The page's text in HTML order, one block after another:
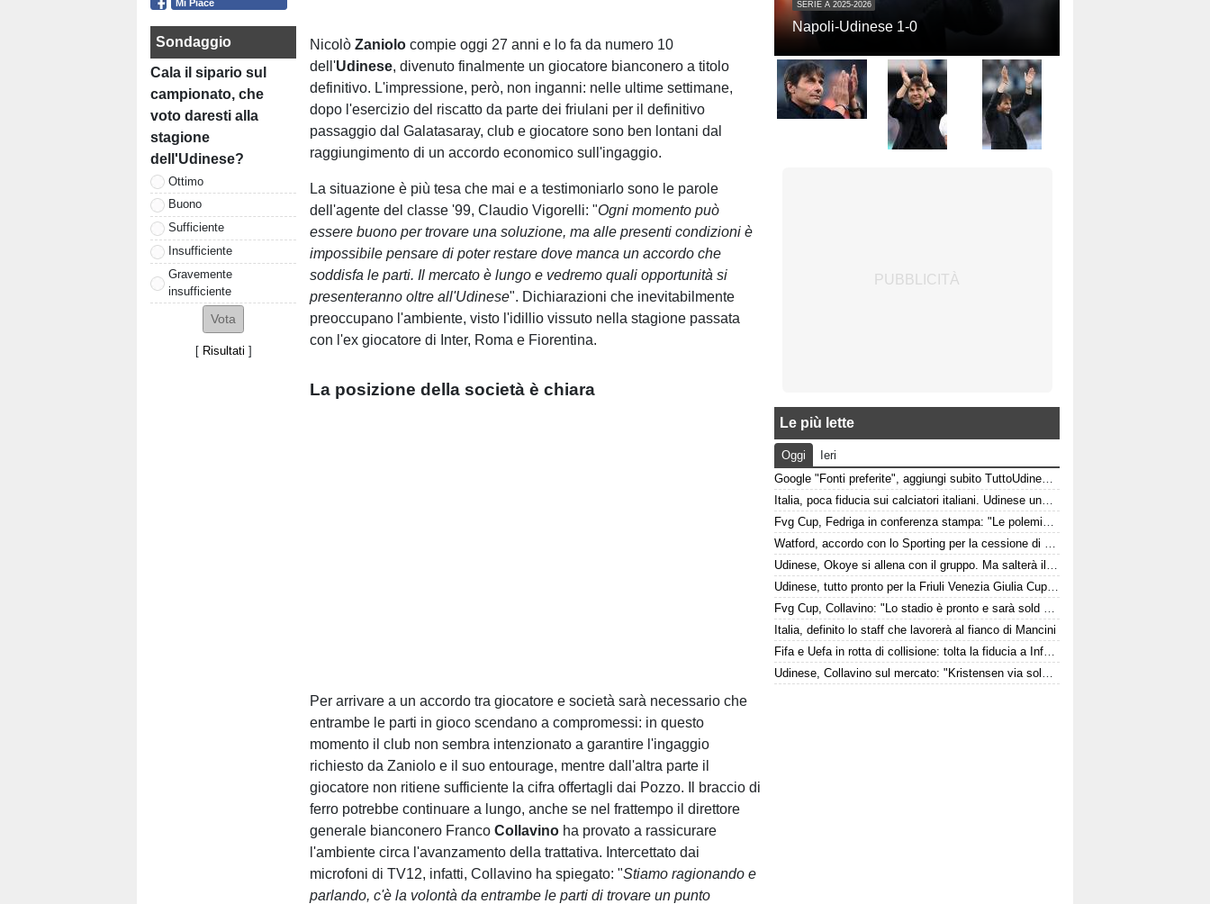
Mi Piace
Sondaggio
Cala il sipario sul
campionato, che
voto daresti alla
stagione
dell'Udinese?
Ottimo
Buono
Sufficiente
Insufficiente
Gravemente
insufficiente
[ Risultati ]
NicolòZaniolo compie oggi 27 anni e lo fa da numero 10
dell'Udinese, divenuto finalmente un giocatore bianconero a titolo
definitivo. L'impressione, però, non inganni: nelle ultime settimane,
dopo l'esercizio del riscatto da parte dei friulani per il definitivo
passaggio dal Galatasaray, club e giocatore sono ben lontani dal
raggiungimento di un accordo economico sull'ingaggio.
La situazione è più tesa che mai e a testimoniarlo sono le parole
dell'agente del classe '99, Claudio Vigorelli: "Ogni momento può
essere buono per trovare una soluzione, ma alle presenti condizioni è
impossibile pensare di poter restare dove manca un accordo che
soddisfa le parti. Il mercato è lungo e vedremo quali opportunità si
presenteranno oltre all'Udinese". Dichiarazioni che inevitabilmente
preoccupano l'ambiente, visto l'idillio vissuto nella stagione passata
con l'ex giocatore di Inter, Roma e Fiorentina.
La posizione della società è chiara
Per arrivare a un accordo tra giocatore e società sarà necessario che
entrambe le parti in gioco scendano a compromessi: in questo
momento il club non sembra intenzionato a garantire l'ingaggio
richiesto da Zaniolo e il suo entourage, mentre dall'altra parte il
giocatore non ritiene sufficiente la cifra offertagli dai Pozzo. Il braccio di
ferro potrebbe continuare a lungo, anche se nel frattempo il direttore
generale bianconero FrancoCollavino ha provato a rassicurare
l'ambiente circa l'avanzamento della trattativa. Intercettato dai
microfoni di TV12, infatti, Collavino ha spiegato: "Stiamo ragionando e
parlando, c'è la volontà da entrambe le parti di trovare un punto
SERIE A 2025-2026
Napoli-Udinese 1-0
Le più lette
Oggi
Ieri
Google "Fonti preferite", aggiungi subito TuttoUdinese e personalizza le tue notizie
Italia, poca fiducia sui calciatori italiani. Udinese una delle poche eccezioni
Fvg Cup, Fedriga in conferenza stampa: "Le polemiche sono inutili"
Watford, accordo con lo Sporting per la cessione di Irankunda. Le cifre
Udinese, Okoye si allena con il gruppo. Ma salterà il triangolare
Udinese, tutto pronto per la Friuli Venezia Giulia Cup: come arrivano Barcellona e Nottingham?
Fvg Cup, Collavino: "Lo stadio è pronto e sarà sold out"
Italia, definito lo staff che lavorerà al fianco di Mancini
Fifa e Uefa in rotta di collisione: tolta la fiducia a Infantino
Udinese, Collavino sul mercato: "Kristensen via solo davanti a un'offerta irrinunciabile. Portiere? Stiamo lavorando"